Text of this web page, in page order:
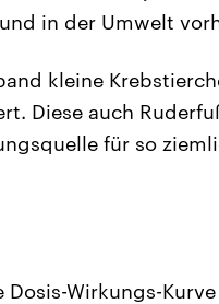
in der Umwelt
kleine
Diese auch
für so
Wirkungs-